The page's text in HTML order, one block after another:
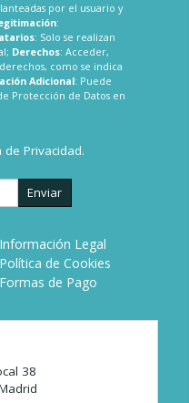
por el usuario y
:
: Solo se realizan
Derechos: Acceder,
como se indica
Adicional: Puede
Protección de Datos en
de Privacidad.
Enviar
Información Legal
Política de Cookies
Formas de Pago
38